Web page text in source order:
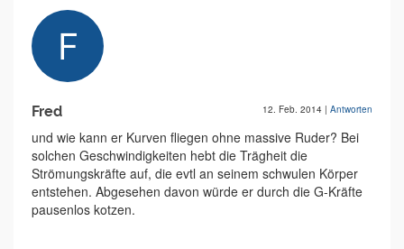
Fred 12. Feb. 2014 | Antworten
und wie kann er Kurven fliegen ohne massive Ruder? Bei
solchen Geschwindigkeiten hebt die Trägheit die
Strömungskräfte auf, die evtl an seinem schwulen Körper
entstehen. Abgesehen davon würde er durch die G-Kräfte
pausenlos kotzen.